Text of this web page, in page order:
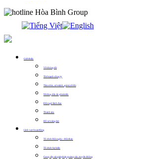
Giới thiệu
Về chúng tôi
Thế mạnh công ty
Tầm nhìn, sứ mệnh, giá trị cốt lõi
Những dấu ấn phát triển
Đội ngũ lãnh đạo
Thành tựu
Hồ sơ năng lực
Lĩnh vực hoạt động
Tổ chức Hội nghị – Hội thảo
Tổ chức Sự kiện
Cung cấp các giải pháp quảng cáo, truyền thông